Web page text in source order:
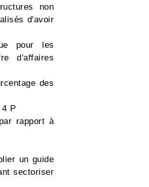
non
d'avoir
pour les
d'affaires
des
4 P
rapport à
un guide
sectoriser